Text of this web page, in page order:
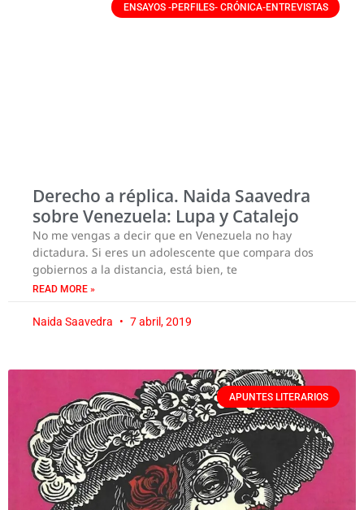
ENSAYOS -PERFILES- CRÓNICA-ENTREVISTAS
Derecho a réplica. Naida Saavedra
sobre Venezuela: Lupa y Catalejo
No me vengas a decir que en Venezuela no hay
dictadura. Si eres un adolescente que compara dos
gobiernos a la distancia, está bien, te
READ MORE »
Naida Saavedra 7 abril, 2019
APUNTES LITERARIOS